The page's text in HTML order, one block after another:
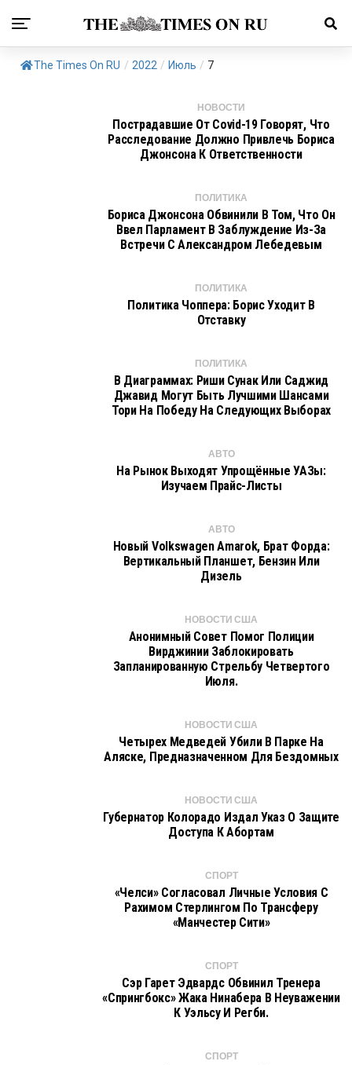
The Times On RU / 2022 / Июль / 7
НОВОСТИ
Пострадавшие От Covid-19 Говорят, Что
Расследование Должно Привлечь Бориса
Джонсона К Ответственности
ПОЛИТИКА
Бориса Джонсона Обвинили В Том, Что Он
Ввел Парламент В Заблуждение Из-За
Встречи С Александром Лебедевым
ПОЛИТИКА
Политика Чоппера: Борис Уходит В
Отставку
ПОЛИТИКА
В Диаграммах: Риши Сунак Или Саджид
Джавид Могут Быть Лучшими Шансами
Тори На Победу На Следующих Выборах
АВТО
На Рынок Выходят Упрощённые УАЗы:
Изучаем Прайс-Листы
АВТО
Новый Volkswagen Amarok, Брат Форда:
Вертикальный Планшет, Бензин Или
Дизель
НОВОСТИ США
Анонимный Совет Помог Полиции
Вирджинии Заблокировать
Запланированную Стрельбу Четвертого
Июля.
НОВОСТИ США
Четырех Медведей Убили В Парке На
Аляске, Предназначенном Для Бездомных
НОВОСТИ США
Губернатор Колорадо Издал Указ О Защите
Доступа К Абортам
СПОРТ
«Челси» Согласовал Личные Условия С
Рахимом Стерлингом По Трансферу
«Манчестер Сити»
СПОРТ
Сэр Гарет Эдвардс Обвинил Тренера
«Спрингбокс» Жака Нинабера В Неуважении
К Уэльсу И Регби.
СПОРТ